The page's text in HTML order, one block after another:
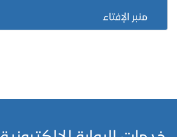
منبر الإفتاء